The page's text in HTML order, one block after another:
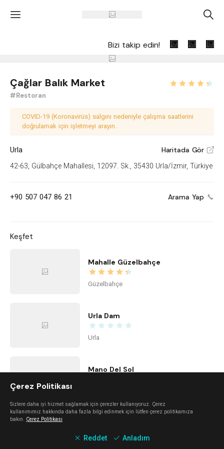
' A
Bizi takip edin!
Çağlar Balık Market
#Restoran
COVID-19 (Koronavirüs) salgını nedeniyle çalışma saatlerini
doğrulamak için işletmeyi arayın.
Urla Haritada Gör V
42-63, Gülbahçe Mahallesi, 12097. Sk., 35430 Urla/İzmir, Türkiye
+90 507 047 86 21 Arama Yap
Keşfet
Mahalle Güzelbahçe
Güzelbahçe
Urla Dam
Urla
Mano Del Sol
Çerez Politikası
Sizlere daha iyi hizmet sağlamak için çerezler kullanıyoruz. Çerez
kullanımımız hakkında daha fazla bilgi edinmek için lütfen çerez politikamıza
bakın. Çerez Politikası
Reddet Anladım